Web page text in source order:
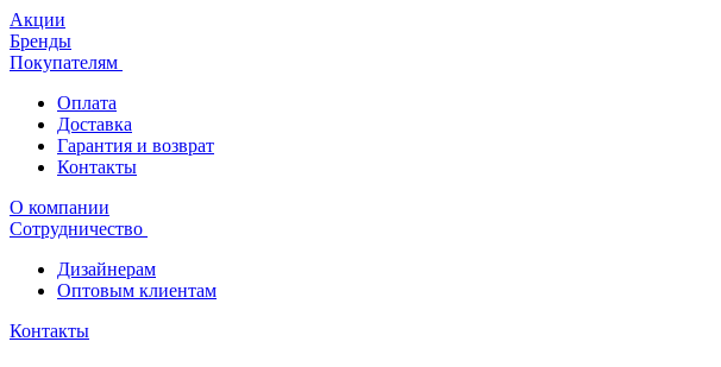
Акции
Бренды
Покупателям
Оплата
Доставка
Гарантия и возврат
Контакты
О компании
Сотрудничество
Дизайнерам
Оптовым клиентам
Контакты